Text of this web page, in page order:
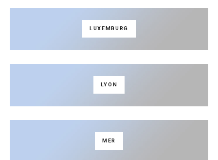
LUXEMBURG
LYON
MER